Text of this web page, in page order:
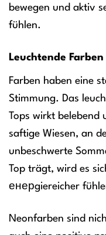
bewegen und aktiv
fühlen.
Leuchtende
Farben haben eine
Stimmung. Das
Tops wirkt belebend
saftige Wiesen, an
unbeschwerte
Top trägt, wird es
енерgiereicher
Neonfarben sind